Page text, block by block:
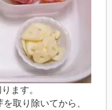
ます。
取り除いてから、